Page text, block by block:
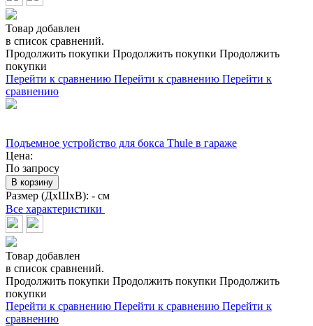
Товар добавлен
в список сравнений.
Продолжить покупки Продолжить покупки Продолжить
покупки
Перейти к сравнению Перейти к сравнению Перейти к
сравнению
Подъемное устройство для бокса Thule в гараже
Цена:
По запросу
В корзину
Размер (ДхШхВ): - см
Все характеристики
Товар добавлен
в список сравнений.
Продолжить покупки Продолжить покупки Продолжить
покупки
Перейти к сравнению Перейти к сравнению Перейти к
сравнению